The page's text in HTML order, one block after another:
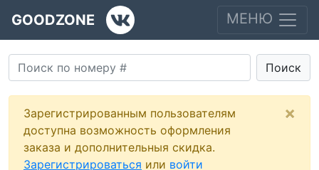
GOODZONE МЕНЮ
Поиск
Зарегистрированным пользователям
доступна возможность оформления
заказа и дополнительныя скидка.
Зарегистрироваться или войти
×